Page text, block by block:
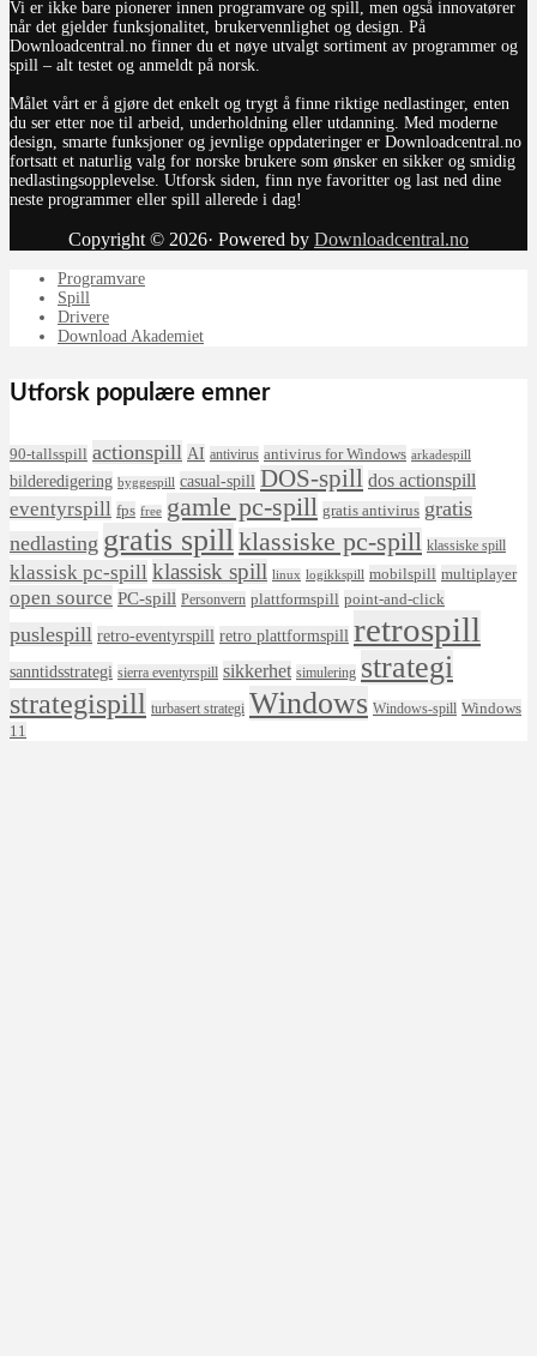
Vi er ikke bare pionerer innen programvare og spill, men også innovatører
når det gjelder funksjonalitet, brukervennlighet og design. På
Downloadcentral.no finner du et nøye utvalgt sortiment av programmer og
spill – alt testet og anmeldt på norsk.
Målet vårt er å gjøre det enkelt og trygt å finne riktige nedlastinger, enten
du ser etter noe til arbeid, underholdning eller utdanning. Med moderne
design, smarte funksjoner og jevnlige oppdateringer er Downloadcentral.no
fortsatt et naturlig valg for norske brukere som ønsker en sikker og smidig
nedlastingsopplevelse. Utforsk siden, finn nye favoritter og last ned dine
neste programmer eller spill allerede i dag!
Copyright © 2026· Powered by Downloadcentral.no
Programvare
Spill
Drivere
Download Akademiet
Utforsk populære emner
90-tallsspill actionspill AI antivirus antivirus for Windows arkadespill
bilderedigering byggespill casual-spill DOS-spill dos actionspill
eventyrspill fps free gamle pc-spill gratis antivirus gratis
nedlasting gratis spill klassiske pc-spill klassiske spill
klassisk pc-spill klassisk spill linux logikkspill mobilspill multiplayer
open source PC-spill Personvern plattformspill point-and-click
puslespill retro-eventyrspill retro plattformspill retrospill
sanntidsstrategi sierra eventyrspill sikkerhet simulering strategi
strategispill turbasert strategi Windows Windows-spill Windows
11